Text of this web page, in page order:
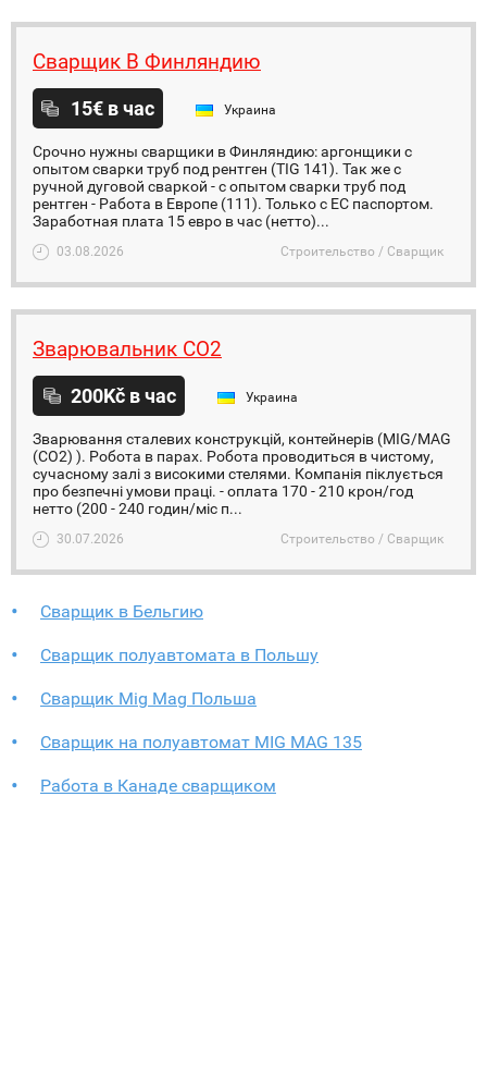
Сварщик В Финляндию
15€ в час Украина
Срочно нужны сварщики в Финляндию: аргонщики с
опытом сварки труб под рентген (TIG 141). Так же с
ручной дуговой сваркой - с опытом сварки труб под
рентген - Работа в Европе (111). Только с ЕС паспортом.
Заработная плата 15 евро в час (нетто)...
03.08.2026 Строительство / Сварщик
Зварювальник СО2
200Kč в час Украина
Зварювання сталевих конструкцій, контейнерів (MIG/MAG
(CO2) ). Робота в парах. Робота проводиться в чистому,
сучасному залі з високими стелями. Компанія піклується
про безпечні умови праці. - оплата 170 - 210 крон/год
нетто (200 - 240 годин/міс п...
30.07.2026 Строительство / Сварщик
Сварщик в Бельгию
Сварщик полуавтомата в Польшу
Сварщик Mig Mag Польша
Сварщик на полуавтомат MIG MAG 135
Работа в Канаде сварщиком